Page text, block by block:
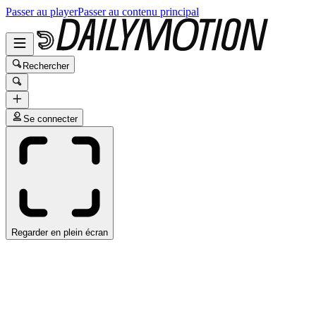
Passer au playerPasser au contenu principal
Rechercher
Se connecter
Regarder en plein écran